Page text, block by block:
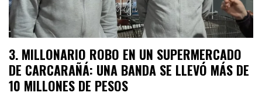
MILLONARIO ROBO EN UN SUPERMERCADO
DE CARCARAÑÁ: UNA BANDA SE LLEVÓ MÁS DE
10 MILLONES DE PESOS